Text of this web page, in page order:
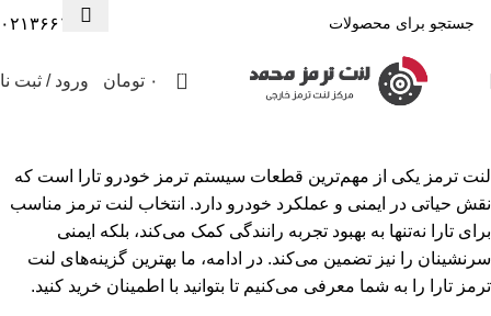
۰۲۱۳۶۶۱۳۰۰۸
0 ۰ تومان ورود / ثبت
لنت ترمز یکی از مهم‌ترین قطعات سیستم ترمز خودرو تارا است که
نقش حیاتی در ایمنی و عملکرد خودرو دارد. انتخاب لنت ترمز مناسب
برای تارا نه‌تنها به بهبود تجربه رانندگی کمک می‌کند، بلکه ایمنی
سرنشینان را نیز تضمین می‌کند. در ادامه، ما بهترین گزینه‌های لنت
ترمز تارا را به شما معرفی می‌کنیم تا بتوانید با اطمینان خرید کنید.